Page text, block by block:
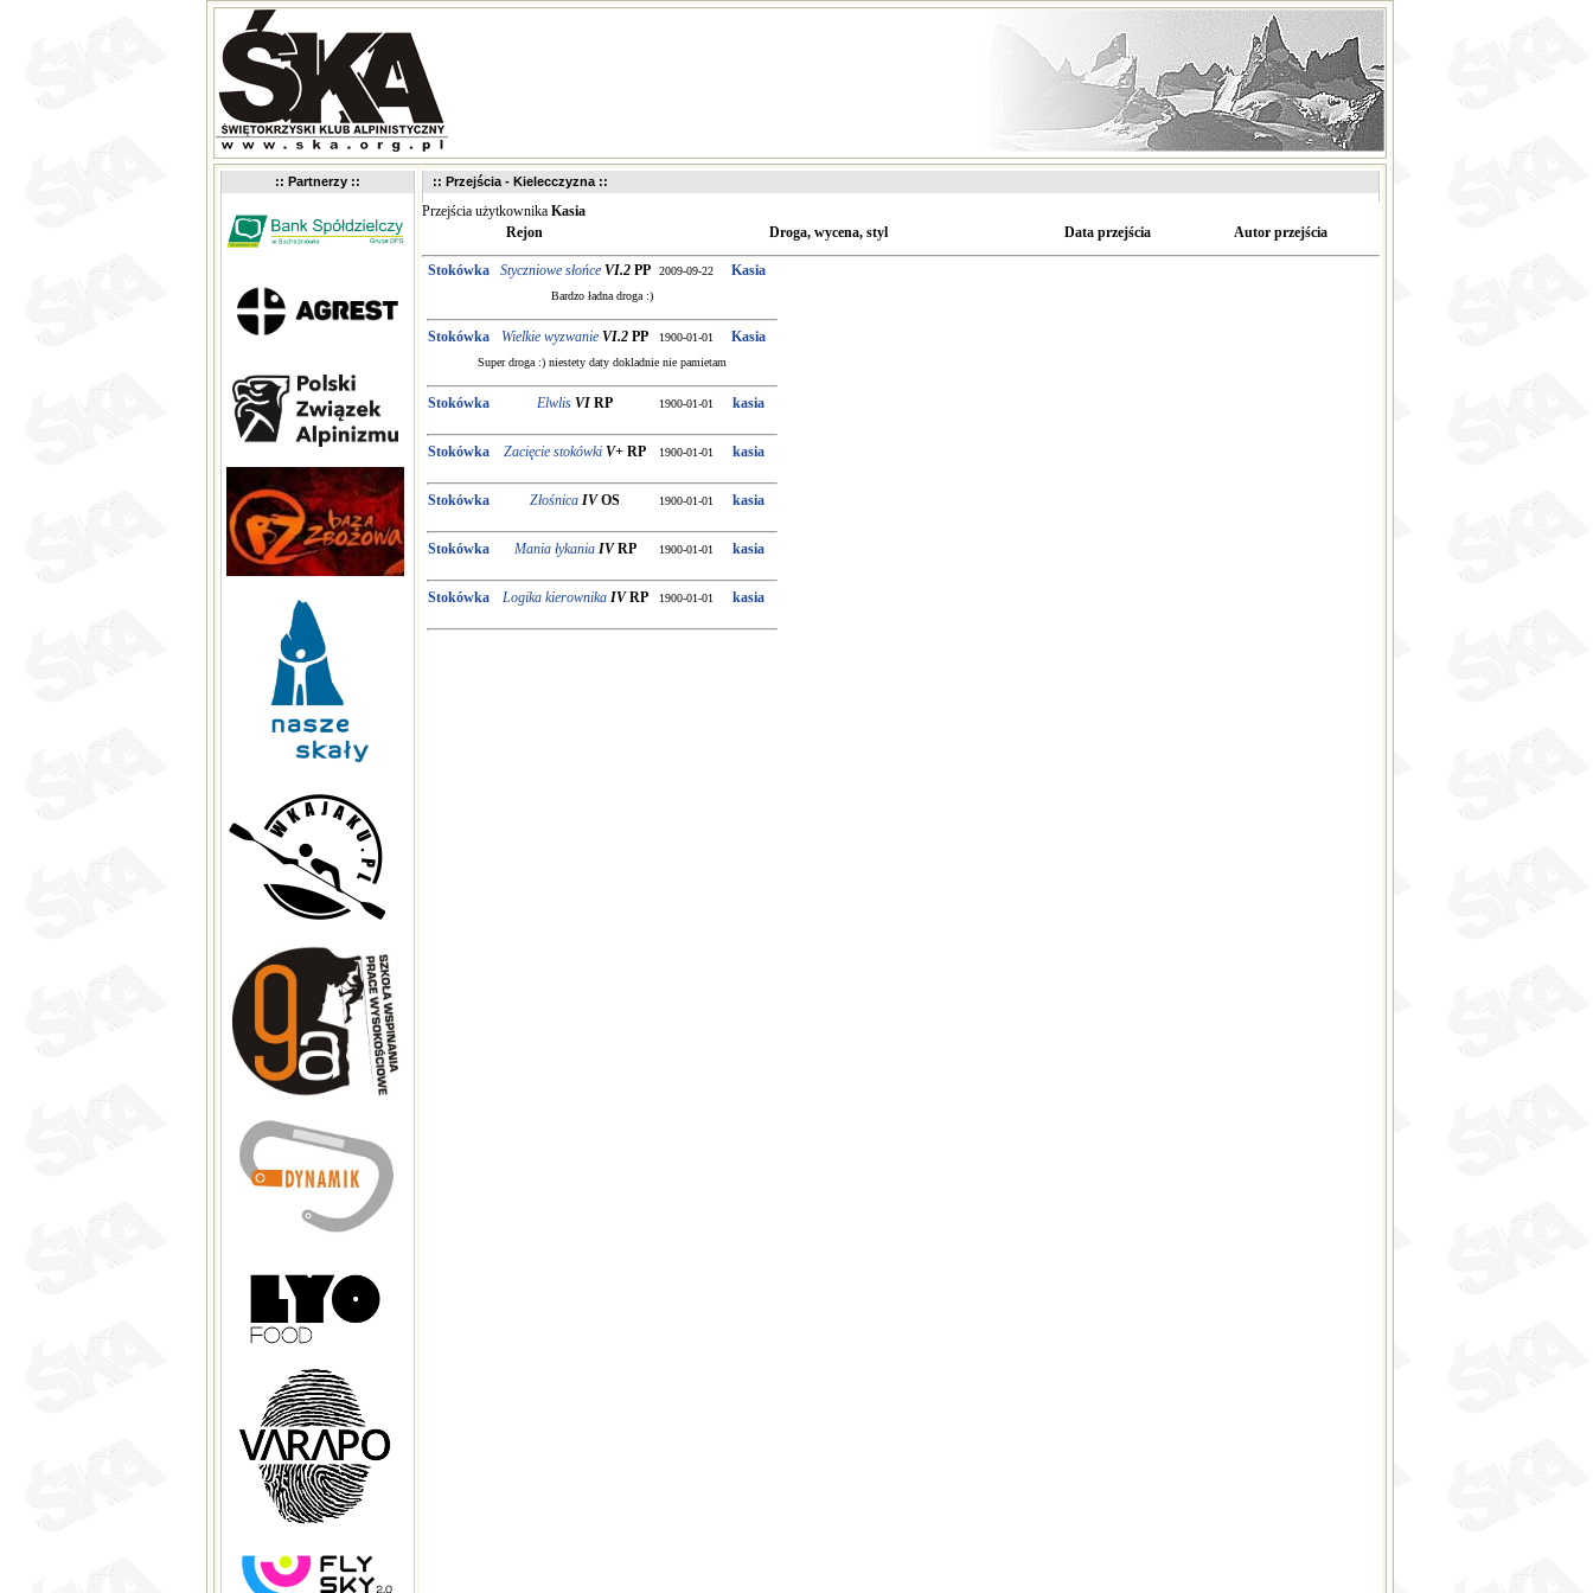
:: Partnerzy :: :: Przejścia - Kielecczyzna ::
Przejścia użytkownika Kasia
Rejon
Droga, wycena, styl Data przejścia Autor przejścia
Stokówka Styczniowe słońce VI.2 PP 2009-09-22 Kasia
Bardzo ładna droga :)
Stokówka Wielkie wyzwanie VI.2 PP 1900-01-01 Kasia
Super droga :) niestety daty dokladnie nie pamietam
Stokówka Elwlis VI RP 1900-01-01 kasia
Stokówka Zacięcie stokówki V+ RP 1900-01-01 kasia
Stokówka Złośnica IV OS 1900-01-01 kasia
Stokówka Mania łykania IV RP 1900-01-01 kasia
Stokówka Logika kierownika IV RP 1900-01-01 kasia